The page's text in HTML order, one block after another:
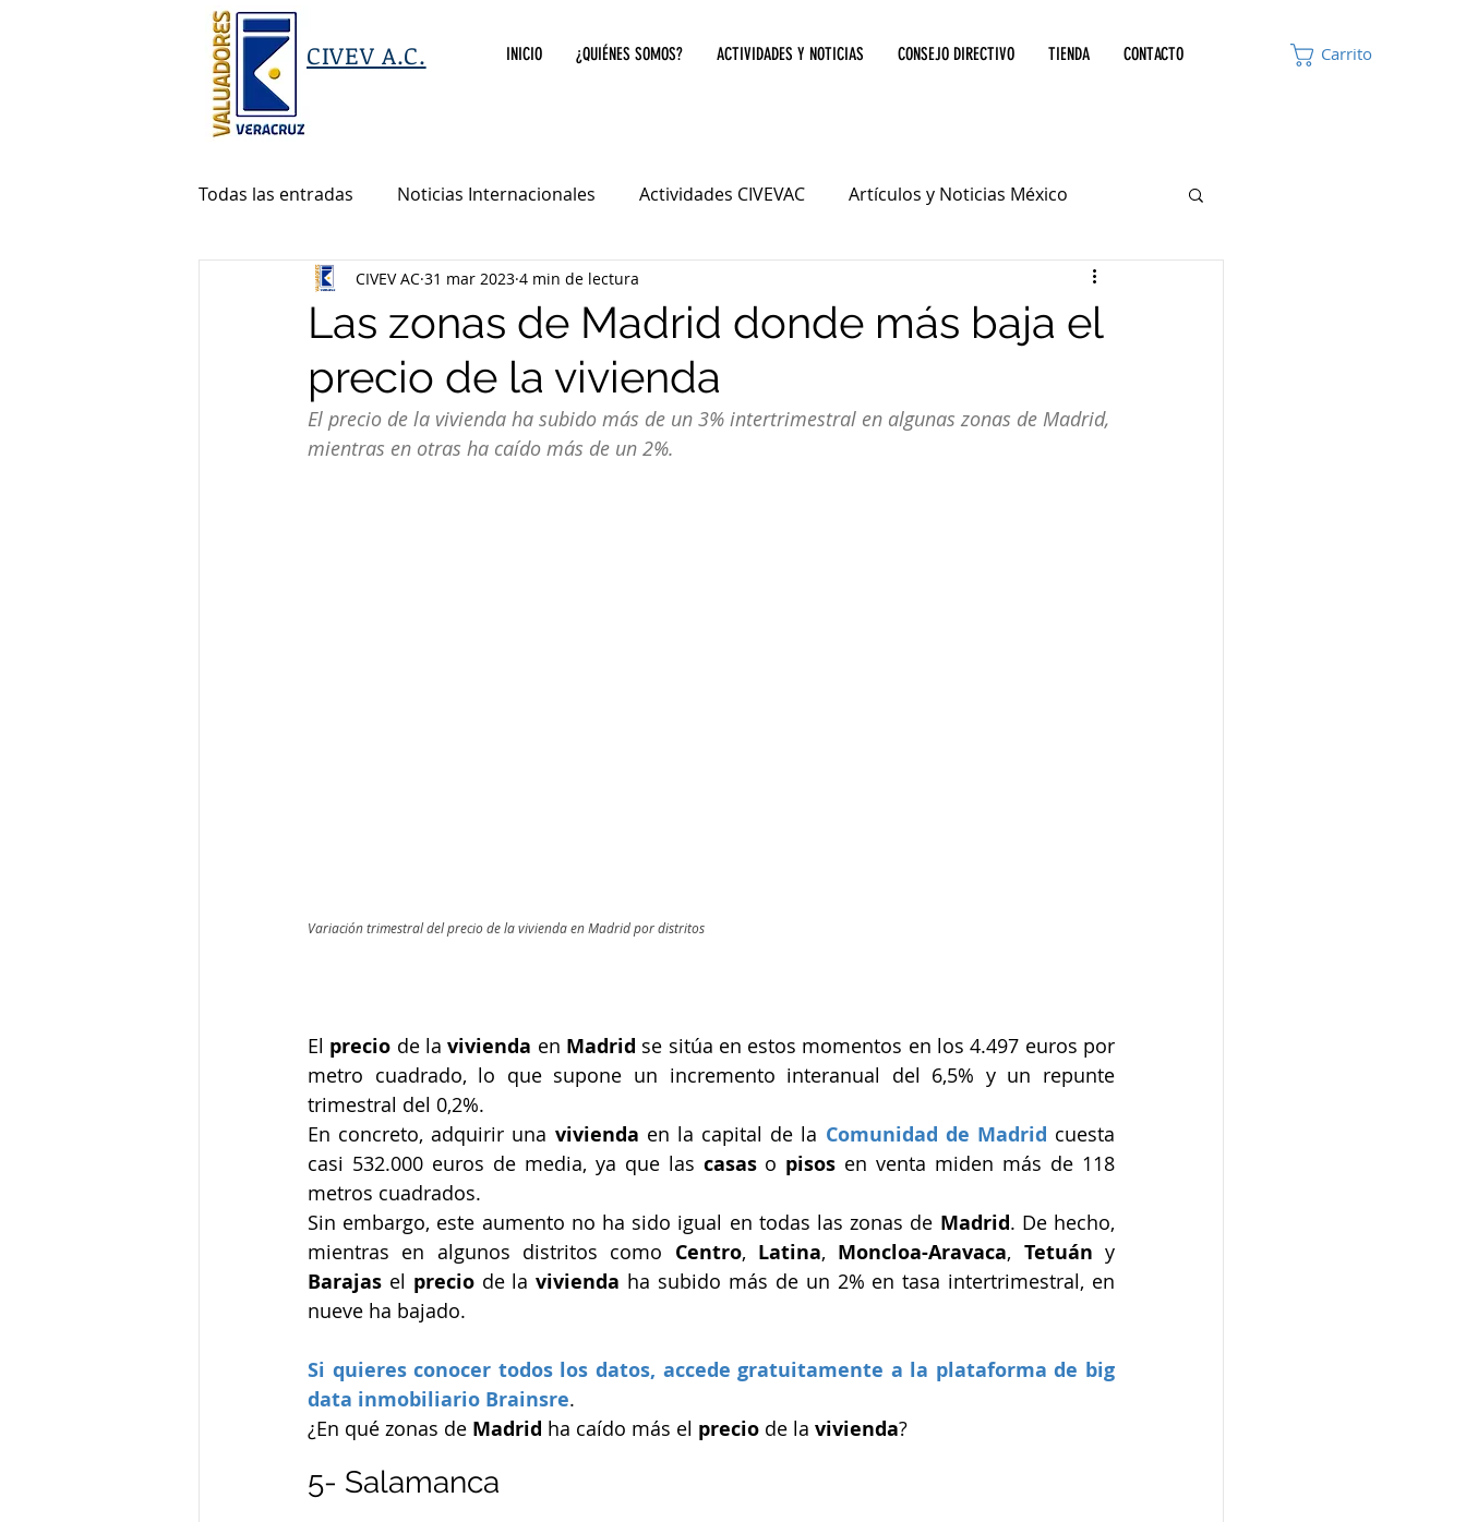
CIVEV A.C. INICIO ¿QUIÉNES SOMOS? ACTIVIDADES Y NOTICIAS CONSEJO DIRECTIVO TIENDA CONTACTO Carrito
Todas las entradas Noticias Internacionales Actividades CIVEVAC Artículos y Noticias México
Las zonas de Madrid donde más baja el
precio de la vivienda
CIVEV AC 31 mar 2023 4 min de lectura
El precio de la vivienda ha subido más de un 3% intertrimestral en algunas zonas de Madrid,
mientras en otras ha caído más de un 2%.
Variación trimestral del precio de la vivienda en Madrid por distritos
El precio de la vivienda en Madrid se sitúa en estos momentos en los 4.497 euros por
metro cuadrado, lo que supone un incremento interanual del 6,5% y un repunte
trimestral del 0,2%.
En concreto, adquirir una vivienda en la capital de la Comunidad de Madrid cuesta
casi 532.000 euros de media, ya que las casas o pisos en venta miden más de 118
metros cuadrados.
Sin embargo, este aumento no ha sido igual en todas las zonas de Madrid. De hecho,
mientras en algunos distritos como Centro, Latina, Moncloa-Aravaca, Tetuán
Barajas el precio de la vivienda ha subido más de un 2% en tasa intertrimestral, en
nueve ha bajado.
Si quieres conocer todos los datos, accede gratuitamente a la plataforma de big
data inmobiliario Brainsre.
¿En qué zonas de Madrid ha caído más el precio de la vivienda?
5- Salamanca